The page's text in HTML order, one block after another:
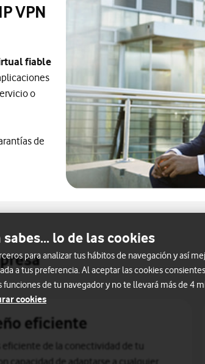
VPN
fiable
o
de
eficiente
eficiente de la conectividad de tu
capacidad de adaptarse a cualquier
sabes... lo de las cookies
para analizar tus hábitos de navegación y así
a tus preferencia. Al aceptar las cookies
de tu navegador y no te llevará más de 4
cookies